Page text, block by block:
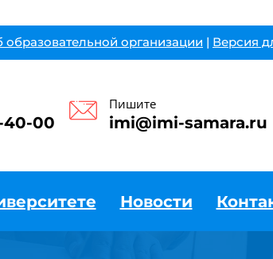
образовательной организации | Версия
40-00
Пишите
imi@imi-samara.ru
Новости